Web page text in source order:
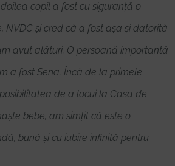
copil a fost cu siguranță o
NVDC și cred că a fost așa și datorită
avut alături. O persoană importantă
a fost Sena. Încă de la primele
de a locui la Casa de
bebe, am simțit că este o
bună și cu iubire infinită pentru